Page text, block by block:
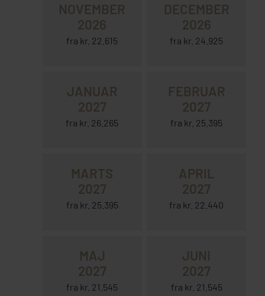
NOVEMBER
2026
fra kr. 22.615
DECEMBER
2026
fra kr. 24.925
JANUAR
2027
fra kr. 26.265
FEBRUAR
2027
fra kr. 25.395
MARTS
2027
fra kr. 25.395
APRIL
2027
fra kr. 22.440
MAJ
2027
fra kr. 21.545
JUNI
2027
fra kr. 21.545